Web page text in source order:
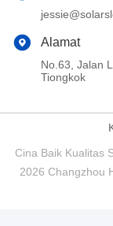
Alamat
No.63, Jalan
Tiongkok
Cina Baik Kualitas
2026 Changzhou